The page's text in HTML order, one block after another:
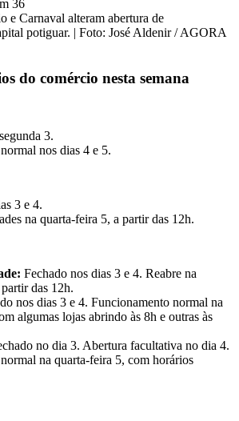
e Carnaval alteram abertura de
potiguar. | Foto: José Aldenir / AGORA
do comércio nesta semana
3.
nos dias 4 e 5.
3 e 4.
na quarta-feira 5, a partir das 12h.
Fechado nos dias 3 e 4. Reabre na
das 12h.
nos dias 3 e 4. Funcionamento normal na
algumas lojas abrindo às 8h e outras às
no dia 3. Abertura facultativa no dia 4.
na quarta-feira 5, com horários